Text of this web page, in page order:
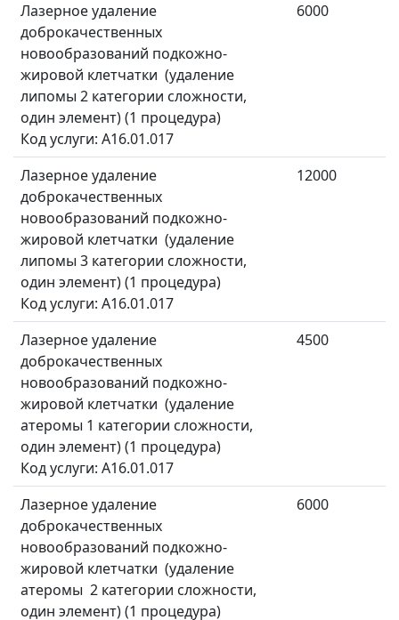
Лазерное удаление
доброкачественных
новообразований подкожно-
жировой клетчатки (удаление
липомы 2 категории сложности,
один элемент) (1 процедура)
Код услуги: A16.01.017
6000
Лазерное удаление
доброкачественных
новообразований подкожно-
жировой клетчатки (удаление
липомы 3 категории сложности,
один элемент) (1 процедура)
Код услуги: A16.01.017
12000
Лазерное удаление
доброкачественных
новообразований подкожно-
жировой клетчатки (удаление
атеромы 1 категории сложности,
один элемент) (1 процедура)
Код услуги: A16.01.017
4500
Лазерное удаление
доброкачественных
новообразований подкожно-
жировой клетчатки (удаление
атеромы 2 категории сложности,
один элемент) (1 процедура)
6000